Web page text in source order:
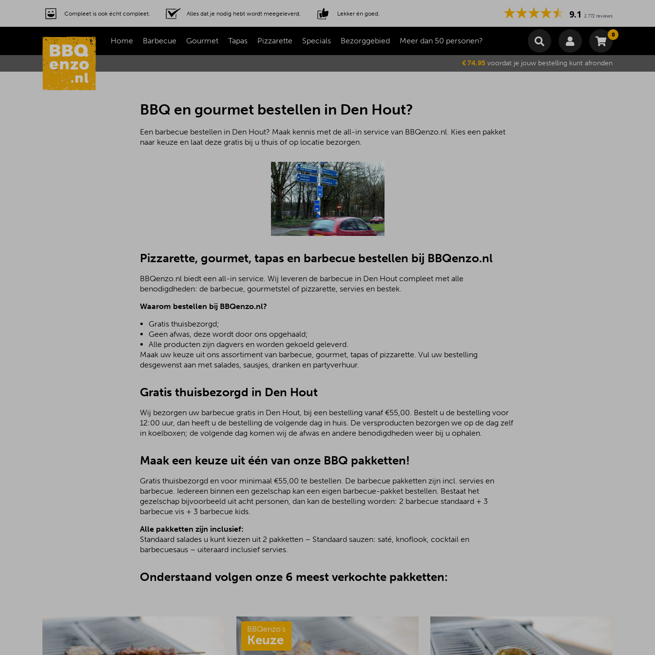
Compleet is ook écht compleet. Alles dat je nodig hebt wordt meegeleverd. Lekker én goed. 9.1 2.772 reviews
Home Barbecue Gourmet Tapas Pizzarette Specials Bezorggebied Meer dan 50 personen?
0
Winkelmand
Subtotaal €0,00
€ 74,95 voordat je jouw bestelling kunt afronden
BBQ en gourmet bestellen in Den Hout?
Een barbecue bestellen in Den Hout? Maak kennis met de all-in service van BBQenzo.nl. Kies een pakket
naar keuze en laat deze gratis bij u thuis of op locatie bezorgen.
Pizzarette, gourmet, tapas en barbecue bestellen bij BBQenzo.nl
BBQenzo.nl biedt een all-in service. Wij leveren de barbecue in Den Hout compleet met alle
benodigdheden: de barbecue, gourmetstel of pizzarette, servies en bestek.
Waarom bestellen bij BBQenzo.nl?
Gratis thuisbezorgd;
Geen afwas, deze wordt door ons opgehaald;
Alle producten zijn dagvers en worden gekoeld geleverd.
Maak uw keuze uit ons assortiment van barbecue, gourmet, tapas of pizzarette. Vul uw bestelling
desgewenst aan met salades, sausjes, dranken en partyverhuur.
Gratis thuisbezorgd in Den Hout
Wij bezorgen uw barbecue gratis in Den Hout, bij een bestelling vanaf €55,00. Bestelt u de bestelling voor
12:00 uur, dan heeft u de bestelling de volgende dag in huis. De versproducten bezorgen we op de dag zelf
in koelboxen; de volgende dag komen wij de afwas en andere benodigdheden weer bij u ophalen.
Maak een keuze uit één van onze BBQ pakketten!
Gratis thuisbezorgd en voor minimaal €55,00 te bestellen. De barbecue pakketten zijn incl. servies en
barbecue. Iedereen binnen een gezelschap kan een eigen barbecue-pakket bestellen. Bestaat het
gezelschap bijvoorbeeld uit acht personen, dan kan de bestelling worden: 2 barbecue standaard + 3
barbecue vis + 3 barbecue kids.
Alle pakketten zijn inclusief:
Standaard salades u kunt kiezen uit 2 pakketten – Standaard sauzen: saté, knoflook, cocktail en
barbecuesaus – uiteraard inclusief servies.
Onderstaand volgen onze 6 meest verkochte pakketten:
BBQenzo’s
Keuze